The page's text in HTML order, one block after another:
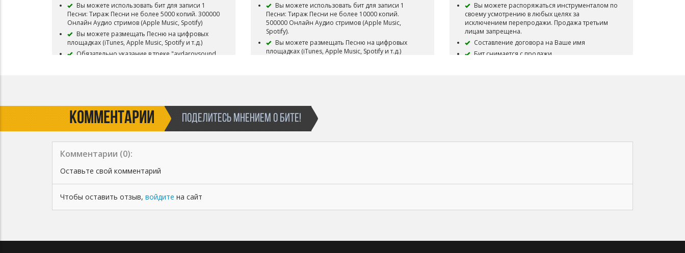
Вы можете использовать бит для записи 1
Песни: Тираж Песни не более 5000 копий. 300000
Онлайн Аудио стримов (Apple Music, Spotify)
Вы можете размещать Песню на цифровых
площадках (iTunes, Apple Music, Spotify и т.д.)
Обязательно указание в треке "aydarovsound
Вы можете использовать бит для записи 1
Песни: Тираж Песни не более 10000 копий.
500000 Онлайн Аудио стримов (Apple Music,
Spotify).
Вы можете размещать Песню на цифровых
площадках (iTunes, Apple Music, Spotify и т.д.)
Вы можете распоряжаться инструменталом по
своему усмотрению в любых целях за
исключением перепродажи. Продажа третьим
лицам запрещена.
Составление договора на Ваше имя
Бит снимается с продажи
КОММЕНТАРИИ ПОДЕЛИТЕСЬ МНЕНИЕМ О БИТЕ!
Комментарии (0):
Оставьте свой комментарий
Чтобы оставить отзыв, войдите на сайт